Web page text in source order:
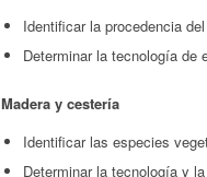
Identificar la procedencia
Determinar la tecnología de
Madera y cestería
Identificar las especies
Determinar la tecnología y